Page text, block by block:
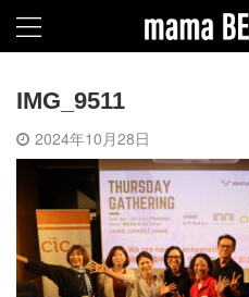
IMG_9511
2024年10月28日